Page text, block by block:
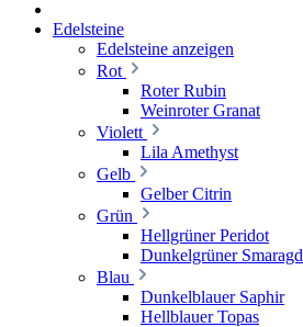
Edelsteine
Edelsteine anzeigen
Rot
Roter Rubin
Weinroter Granat
Violett
Lila Amethyst
Gelb
Gelber Citrin
Grün
Hellgrüner Peridot
Dunkelgrüner Smaragd
Blau
Dunkelblauer Saphir
Hellblauer Topas